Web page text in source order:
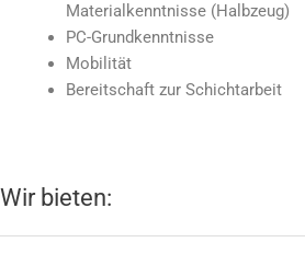
Materialkenntnisse (Halbzeug)
PC-Grundkenntnisse
Mobilität
Bereitschaft zur Schichtarbeit
Wir bieten: